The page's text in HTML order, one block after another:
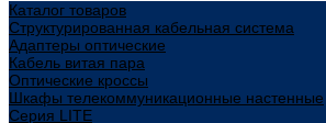
Каталог товаров
Структурированная кабельная система
Адаптеры оптические
Кабель витая пара
Оптические кроссы
Шкафы телекоммуникационные настенные
Cерия LITE